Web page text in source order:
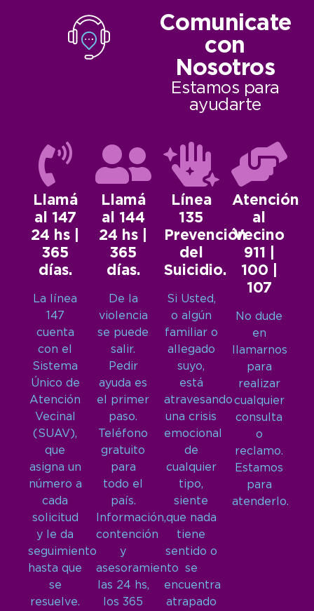
Comunicate
con
Nosotros
Estamos para
ayudarte
Llamá
al 147
24 hs |
365
días.
La línea
147
cuenta
con el
Sistema
Único de
Atención
Vecinal
(SUAV),
que
asigna un
número a
cada
solicitud
y le da
seguimiento
hasta que
se
resuelve.
Llamá
al 144
24 hs |
365
días.
De la
violencia
se puede
salir.
Pedir
ayuda es
el primer
paso.
Teléfono
gratuito
para
todo el
país.
Información,
contención
y
asesoramiento
las 24 hs,
los 365
Línea
135
Prevención
del
Suicidio.
Si Usted,
o algún
familiar o
allegado
suyo,
está
atravesando
una crisis
emocional
de
cualquier
tipo,
siente
que nada
tiene
sentido o
se
encuentra
atrapado
Atención
al
Vecino
911 |
100 |
107
No dude
en
llamarnos
para
realizar
cualquier
consulta
o
reclamo.
Estamos
para
atenderlo.